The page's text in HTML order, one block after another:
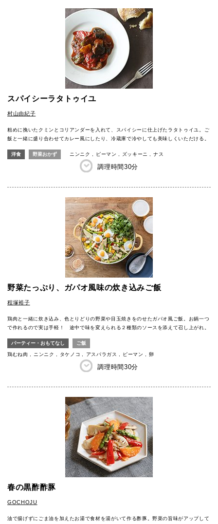
スパイシーラタトゥイユ
村山由紀子
粗めに挽いたクミンとコリアンダーを入れて、スパイシーに仕上げたラタトゥイユ。ご
飯と一緒に盛り合わせてカレー風にしたり、冷蔵庫で冷やしても美味しくいただける。
洋食 野菜おかず ニンニク ピーマン ズッキーニ ナス
調理時間30分
野菜たっぷり、ガパオ風味の炊き込みご飯
程塚裕子
鶏肉と一緒に炊き込み、色とりどりの野菜や目玉焼きをのせたガパオ風ご飯。お鍋一つ
で作れるので実は手軽！ 途中で味を変えられる２種類のソースを添えて召し上がれ。
パーティー・おもてなし ご飯
鶏むね肉 ニンニク タケノコ アスパラガス ピーマン 卵
調理時間30分
春の黒酢酢豚
GOCHOJU
油で揚げずにごま油を加えたお湯で食材を湯がいて作る酢豚。野菜の旨味がアップして